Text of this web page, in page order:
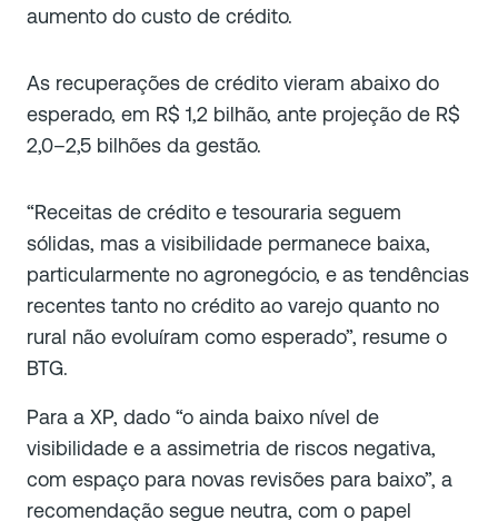
aumento do custo de crédito.
As recuperações de crédito vieram abaixo do
esperado, em R$ 1,2 bilhão, ante projeção de R$
2,0–2,5 bilhões da gestão.
“Receitas de crédito e tesouraria seguem
sólidas, mas a visibilidade permanece baixa,
particularmente no agronegócio, e as tendências
recentes tanto no crédito ao varejo quanto no
rural não evoluíram como esperado”, resume o
BTG.
Para a XP, dado “o ainda baixo nível de
visibilidade e a assimetria de riscos negativa,
com espaço para novas revisões para baixo”, a
recomendação segue neutra, com o papel